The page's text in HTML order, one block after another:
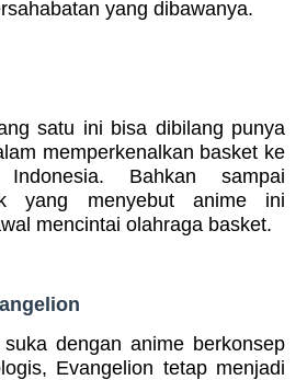
yang dibawanya.
satu ini bisa dibilang punya
memperkenalkan basket ke
Bahkan sampai
yang menyebut anime ini
mencintai olahraga basket.
dengan anime berkonsep
Evangelion tetap menjadi